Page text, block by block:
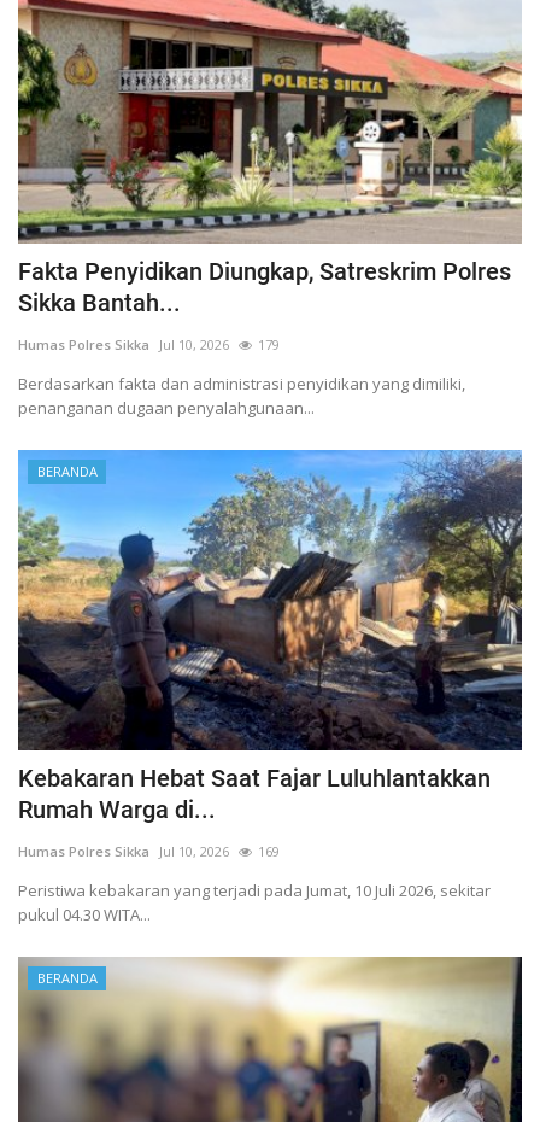
Fakta Penyidikan Diungkap, Satreskrim Polres
Sikka Bantah...
Humas Polres Sikka Jul 10, 2026 179
Berdasarkan fakta dan administrasi penyidikan yang dimiliki,
penanganan dugaan penyalahgunaan...
BERANDA
Kebakaran Hebat Saat Fajar Luluhlantakkan
Rumah Warga di...
Humas Polres Sikka Jul 10, 2026 169
Peristiwa kebakaran yang terjadi pada Jumat, 10 Juli 2026, sekitar
pukul 04.30 WITA...
BERANDA